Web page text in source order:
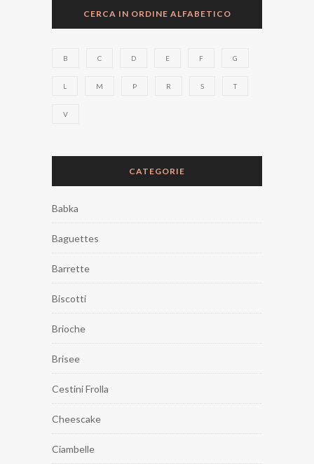
CERCA IN ORDINE ALFABETICO
B C D E F G
L M P R S T
V
CATEGORIE
Babka
Baguettes
Barrette
Biscotti
Brioche
Brisee
Cestini Frolla
Cheescake
Ciambelle